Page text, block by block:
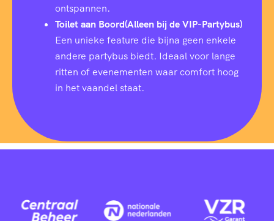
ontspannen.
Toilet aan Boord(Alleen bij de VIP-Partybus)
Een unieke feature die bijna geen enkele
andere partybus biedt. Ideaal voor lange
ritten of evenementen waar comfort hoog
in het vaandel staat.